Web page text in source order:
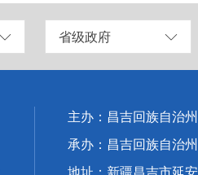
省级政府
主办：昌吉回族自治
承办：昌吉回族自治
地址：新疆昌吉市延